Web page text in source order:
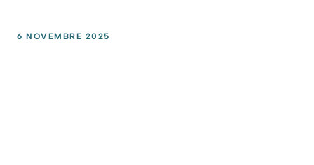
6 NOVEMBRE 2025